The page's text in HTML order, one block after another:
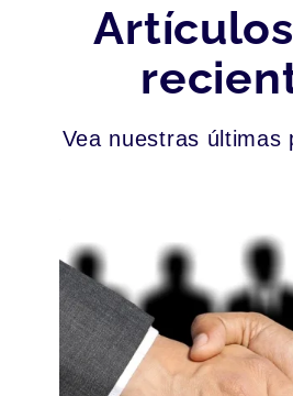
Vea nuestras últimas